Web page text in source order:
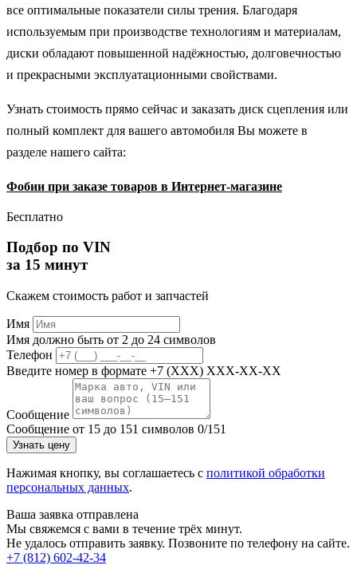
все оптимальные показатели силы трения. Благодаря
используемым при производстве технологиям и материалам,
диски обладают повышенной надёжностью, долговечностью
и прекрасными эксплуатационными свойствами.
Узнать стоимость прямо сейчас и заказать диск сцепления или
полный комплект для вашего автомобиля Вы можете в
разделе нашего сайта:
Фобии при заказе товаров в Интернет-магазине
Бесплатно
Подбор по VIN
за 15 минут
Скажем стоимость работ и запчастей
Имя
Имя должно быть от 2 до 24 символов
Телефон
Введите номер в формате +7 (XXX) XXX-XX-XX
Сообщение
Сообщение от 15 до 151 символов 0/151
Узнать цену
Нажимая кнопку, вы соглашаетесь с политикой обработки
персональных данных.
Ваша заявка отправлена
Мы свяжемся с вами в течение трёх минут.
Не удалось отправить заявку. Позвоните по телефону на сайте.
+7 (812) 602-42-34